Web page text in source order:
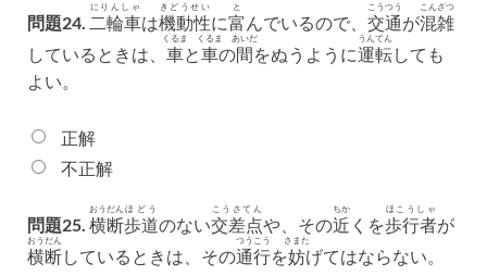
問題24. 二輪車
にりんしゃ
は機動性
きどうせい
に富
と
んでいるので、 交通
こうつう
が混雑
こんざつ
しているときは、 車
くるま
と車
くるま
の間
あいだ
をぬうように運転
うんてん
しても
よい。
正解
不正解
問題25. 横断
おうだん
歩道
ほどう
のない交差点
こうさてん
や、その近
ちか
くを歩行者
ほこうしゃ
が
横断
おうだん
しているときは、その通行
つうこう
を妨
さまた
げてはならない。